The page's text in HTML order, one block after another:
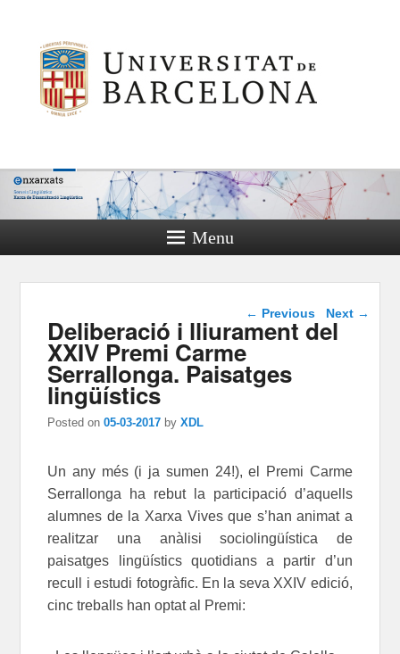
Menu
Post navigation
← Previous Next →
Deliberació i lliurament del
XXIV Premi Carme
Serrallonga. Paisatges
lingüístics
Posted on05-03-2017 byXDL
Un any més (i ja sumen 24!), el Premi Carme
Serrallonga ha rebut la participació d’aquells
alumnes de la Xarxa Vives que s’han animat a
realitzar una anàlisi sociolingüística de
paisatges lingüístics quotidians a partir d’un
recull i estudi fotogràfic. En la seva XXIV edició,
cinc treballs han optat al Premi: